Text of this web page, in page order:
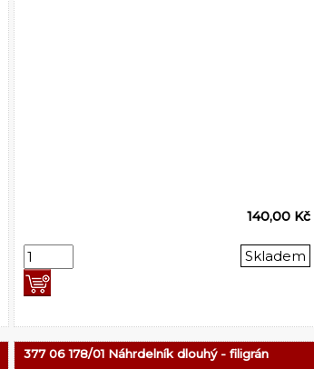
140,00 Kč
Skladem
377 06 178/01 Náhrdelník dlouhý - filigrán